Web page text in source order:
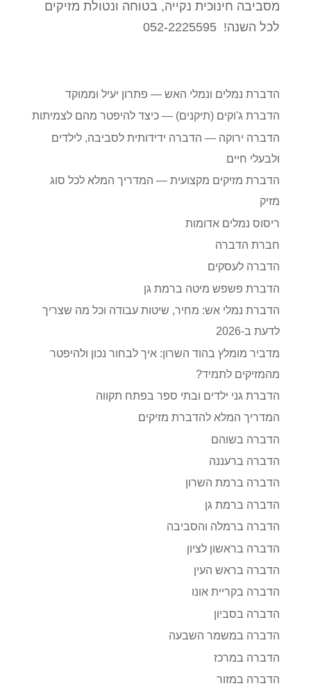
מסביבה חינוכית נקייה, בטוחה ונטולת מזיקים
לכל השנה! 052-2225595
הדברת נמלים ונמלי האש — פתרון יעיל וממוקד
הדברת ג'וקים (תיקנים) — כיצד להיפטר מהם לצמיתות
הדברה ירוקה — הדברה ידידותית לסביבה, לילדים
ולבעלי חיים
הדברת מזיקים מקצועית — המדריך המלא לכל סוג
מזיק
ריסוס נמלים אדומות
חברת הדברה
הדברה לעסקים
הדברת פשפש מיטה ברמת גן
הדברת נמלי אש: מחיר, שיטות עבודה וכל מה שצריך
לדעת ב-2026
מדביר מומלץ בהוד השרון: איך לבחור נכון ולהיפטר
מהמזיקים לתמיד?
הדברת גני ילדים ובתי ספר בפתח תקווה
המדריך המלא להדברת מזיקים
הדברה בשוהם
הדברה ברעננה
הדברה ברמת השרון
הדברה ברמת גן
הדברה ברמלה והסביבה
הדברה בראשון לציון
הדברה בראש העין
הדברה בקריית אונו
הדברה בסביון
הדברה במשמר השבעה
הדברה במרכז
הדברה במזור